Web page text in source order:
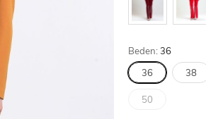
Beden:36
36 38
50